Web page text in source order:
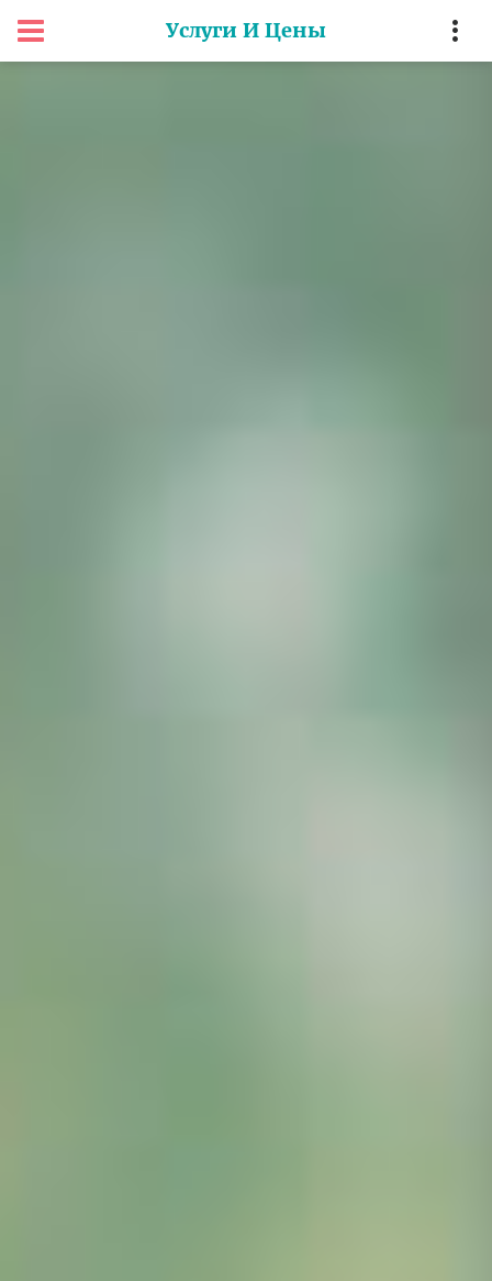
Услуги И Цены